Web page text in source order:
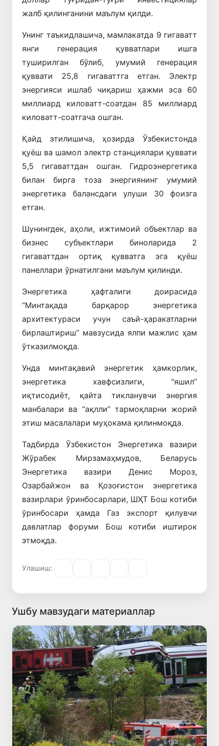
жалб қилинганини маълум қилди.
Унинг таъкидлашича, мамлакатда 9 гигаватт
янги генерация қувватлари ишга
туширилган бўлиб, умумий генерация
қуввати 25,8 гигаваттга етган. Электр
энергияси ишлаб чиқариш ҳажми эса 60
миллиард киловатт-соатдан 85 миллиард
киловатт-соатгача ошган.
Қайд этилишича, ҳозирда Ўзбекистонда
қуёш ва шамол электр станциялари қуввати
5,5 гигаваттдан ошган. Гидроэнергетика
билан бирга тоза энергиянинг умумий
энергетика балансдаги улуши 30 фоизга
етган.
Шунингдек, аҳоли, ижтимоий объектлар ва
бизнес субъектлари биноларида 2
гигаваттдан ортиқ қувватга эга қуёш
панеллари ўрнатилгани маълум қилинди.
Энергетика ҳафталиги доирасида
“Минтақада барқарор энергетика
архитектураси учун саъй-ҳаракатларни
бирлаштириш” мавзусида ялпи мажлис ҳам
ўтказилмоқда.
Унда минтақавий энергетик ҳамкорлик,
энергетика хавфсизлиги, “яшил”
иқтисодиёт, қайта тикланувчи энергия
манбалари ва “ақлли” тармоқларни жорий
этиш масалалари муҳокама қилинмоқда.
Тадбирда Ўзбекистон Энергетика вазири
Жўрабек Мирзамаҳмудов, Беларусь
Энергетика вазири Денис Мороз,
Озарбайжон ва Қозоғистон энергетика
вазирлари ўринбосарлари, ШҲТ Бош котиби
ўринбосари ҳамда Газ экспорт қилувчи
давлатлар форуми Бош котиби иштирок
этмоқда.
Улашиш:
Ушбу мавзудаги материаллар